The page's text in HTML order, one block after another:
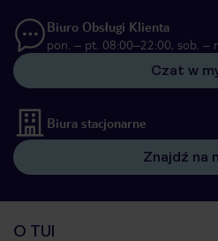
Biuro Obsługi Klienta
pon. – pt. 08:00–22:00, sob. –
Czat w
Biura stacjonarne
Znajdź na
O TUI